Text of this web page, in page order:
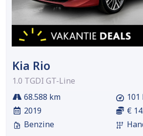
Kia Rio
1.0 TGDI GT-Line
68.588 km
2019
Benzine
101
€